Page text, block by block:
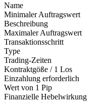
Name
Minimaler Auftragswert
Beschreibung
Maximaler Auftragswert
Transaktionsschritt
Type
Trading-Zeiten
Kontraktgöße / 1 Los
Einzahlung erforderlich
Wert von 1 Pip
Finanzielle Hebelwirkung